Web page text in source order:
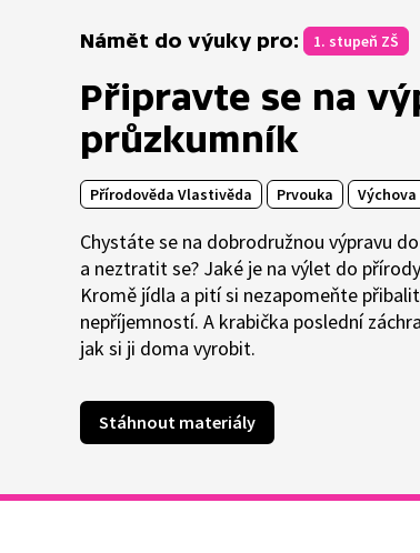
Námět do výuky pro: 1. stupeň ZŠ
Připravte se na
průzkumník
Přírodověda Vlastivěda Prvouka
Chystáte se na dobrodružnou výpravu
a neztratit se? Jaké je na výlet do
Kromě jídla a pití si nezapomeňte
nepříjemností. A krabička poslední
jak si ji doma vyrobit.
Stáhnout materiály